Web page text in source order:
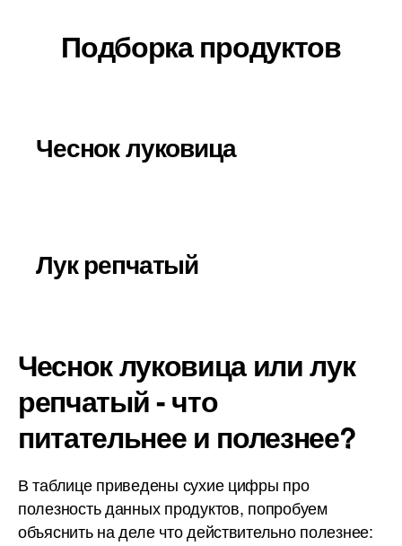
Подборка продуктов
Чеснок луковица
Лук репчатый
Чеснок луковица или лук
репчатый - что
питательнее и полезнее?
В таблице приведены сухие цифры про
полезность данных продуктов, попробуем
объяснить на деле что действительно полезнее: